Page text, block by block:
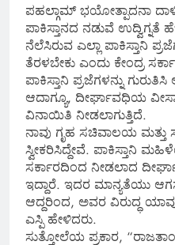
ಪಹಲ್ಗಾಮ್ ಭಯೋತ್ಪಾದನಾ
ಪಾಕಿಸ್ತಾನದ ನಡುವೆ ಉದ್ವಿಗ್ನತೆ
ನೆಲೆಸಿರುವ ಎಲ್ಲಾ ಪಾಕಿಸ್ತಾನಿ
ತೆರಳಬೇಕು ಎಂದು ಕೇಂದ್ರ
ಪಾಕಿಸ್ತಾನಿ ಪ್ರಜೆಗಳನ್ನು
ಆದಾಗ್ಯೂ, ದೀರ್ಘಾವಧಿಯ
ವಿನಾಯಿತಿ ನೀಡಲಾಗುತ್ತಿದೆ.
ನಾವು ಗೃಹ ಸಚಿವಾಲಯ ಮತ್ತು
ಸ್ವೀಕರಿಸಿದ್ದೇವೆ. ಪಾಕಿಸ್ತಾನಿ
ಸರ್ಕಾರದಿಂದ ನೀಡಲಾದ
ಇದ್ದಾರೆ. ಇದರ ಮಾನ್ಯತೆಯು
ಆದ್ದರಿಂದ, ಅವರ ವಿರುದ್ಧ
ಎಸ್ಪಿ ಹೇಳಿದರು.
ಸುತ್ತೋಲೆಯ ಪ್ರಕಾರ,